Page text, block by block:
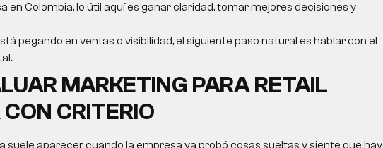
en Colombia, lo útil aquí es ganar claridad, tomar mejores decisiones y
pegando en ventas o visibilidad, el siguiente paso natural es hablar con el
MARKETING PARA RETAIL
CON CRITERIO
suele aparecer cuando la empresa ya probó cosas sueltas y siente que hay